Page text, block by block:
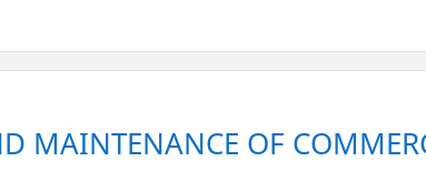
MAINTENANCE OF